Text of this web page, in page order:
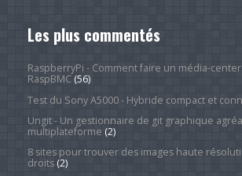
Les plus commentés
RaspberryPi - Comment faire un média-
RaspBMC(56)
Test du Sony A5000 - Hybride compact et
Ungit - Un gestionnaire de git graphique
multiplateforme (2)
8 sites pour trouver des images haute
droits(2)